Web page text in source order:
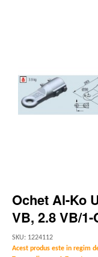
Ochet Al-Ko
VB, 2.8 VB/1-
SKU: 1224112
Acest produs este in regim